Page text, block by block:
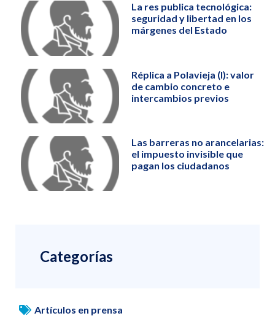
La res publica tecnológica:
seguridad y libertad en los
márgenes del Estado
Réplica a Polavieja (I): valor
de cambio concreto e
intercambios previos
Las barreras no arancelarias:
el impuesto invisible que
pagan los ciudadanos
Categorías
Artículos en prensa